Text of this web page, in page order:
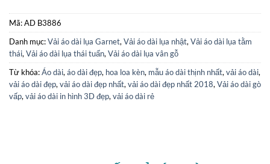
Mã:AD B3886
Danh mục:Vải áo dài lụa Garnet,Vải áo dài lụa nhật,Vải áo dài lụa tằm
thái,Vải áo dài lụa thái tuấn,Vải áo dài lụa vân gỗ
Từ khóa:Áo dài,áo dài đẹp, hoa loa kèn, mẫu áo dài thịnh nhất,vải áo dài,
vải áo dài đẹp,vải áo dài đẹp nhất,vải áo dài đẹp nhất 2018,Vải áo dài gò
vấp,vải áo dài in hình 3D đẹp,vải áo dài rẻ